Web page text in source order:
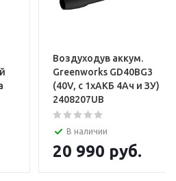
Воздуходув аккум.
Greenworks GD40BG3
(40V, с 1хАКБ 4Ач и ЗУ)
2408207UB
В наличии
20 990 руб.